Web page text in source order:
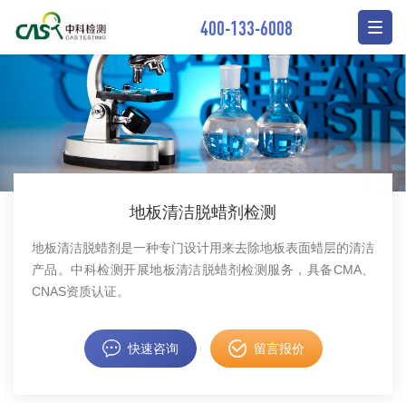
400-133-6008
地板清洁脱蜡剂检测
地板清洁脱蜡剂是一种专门设计用来去除地板表面蜡层的清洁
产品。中科检测开展地板清洁脱蜡剂检测服务，具备CMA、
CNAS资质认证。
快速咨询 留言报价